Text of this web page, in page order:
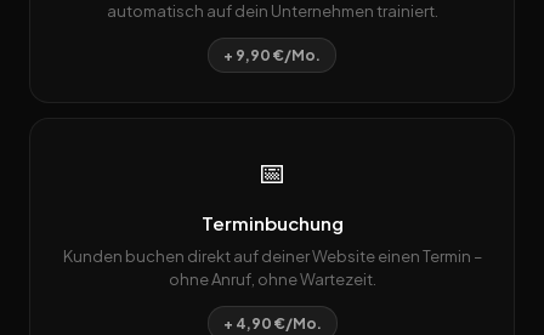
automatisch auf dein Unternehmen trainiert.
+ 9,90 €/Mo.
📅
Terminbuchung
Kunden buchen direkt auf deiner Website einen Termin –
ohne Anruf, ohne Wartezeit.
+ 4,90 €/Mo.